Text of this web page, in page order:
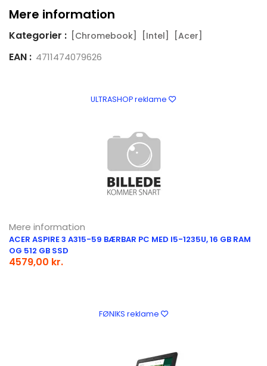
Mere information
Kategorier : [Chromebook] [Intel] [Acer]
EAN : 4711474079626
ULTRASHOP reklame
Mere information
ACER ASPIRE 3 A315-59 BÆRBAR PC MED I5-1235U, 16 GB RAM
OG 512 GB SSD
4579,00 kr.
FØNIKS reklame